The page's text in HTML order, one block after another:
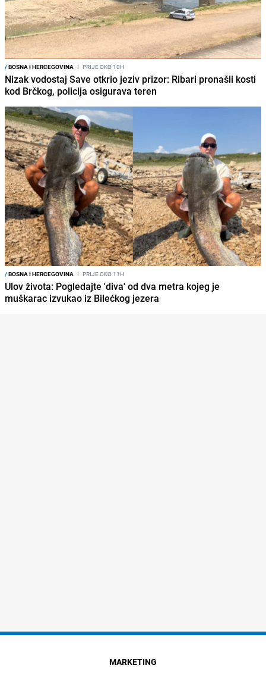
/BOSNA I HERCEGOVINA I PRIJE OKO 10H
Nizak vodostaj Save otkrio jeziv prizor: Ribari pronašli kosti
kod Brčkog, policija osigurava teren
/BOSNA I HERCEGOVINA I PRIJE OKO 11H
Ulov života: Pogledajte 'diva' od dva metra kojeg je
muškarac izvukao iz Bilećkog jezera
MARKETING